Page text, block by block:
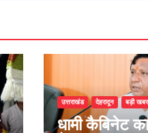
उत्तराखंड देहरादून बड़ी खबर
​धामी कैबिनेट